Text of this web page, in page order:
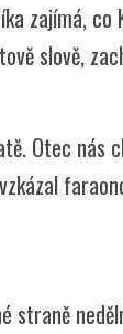
zajímá,
slově,
Otec nás